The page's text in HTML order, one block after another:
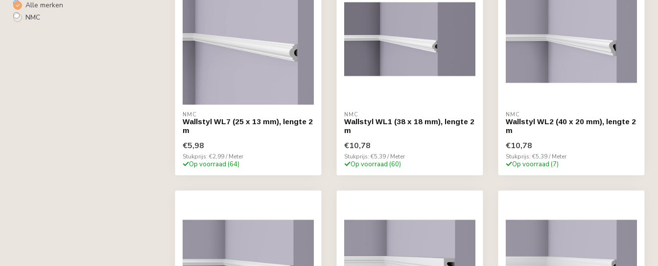
Alle merken
NMC
NMC
Wallstyl WL7 (25 x 13 mm), lengte 2
m
€5,98
Stukprijs: €2,99 / Meter
Op voorraad (64)
NMC
Wallstyl WL1 (38 x 18 mm), lengte 2
m
€10,78
Stukprijs: €5,39 / Meter
Op voorraad (60)
NMC
Wallstyl WL2 (40 x 20 mm), lengte 2
m
€10,78
Stukprijs: €5,39 / Meter
Op voorraad (7)